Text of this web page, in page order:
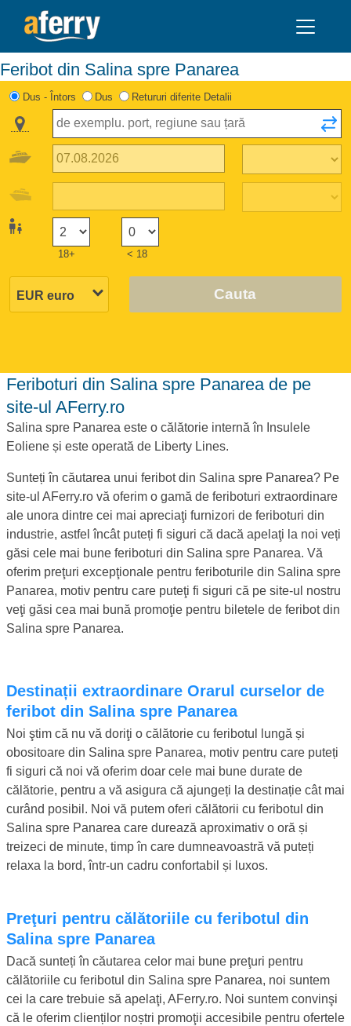
Feribot din Salina spre Panarea
Dus - Întors Dus Retururi diferite Detalii
18+ < 18
Cauta
Feriboturi din Salina spre Panarea de pe
site-ul AFerry.ro
Salina spre Panarea este o călătorie internă în Insulele
Eoliene și este operată de Liberty Lines.
Sunteți în căutarea unui feribot din Salina spre Panarea? Pe
site-ul AFerry.ro vă oferim o gamă de feriboturi extraordinare
ale unora dintre cei mai apreciaţi furnizori de feriboturi din
industrie, astfel încât puteți fi siguri că dacă apelaţi la noi veți
găsi cele mai bune feriboturi din Salina spre Panarea. Vă
oferim preţuri excepţionale pentru feriboturile din Salina spre
Panarea, motiv pentru care puteţi fi siguri că pe site-ul nostru
veţi găsi cea mai bună promoţie pentru biletele de feribot din
Salina spre Panarea.
Destinații extraordinare Orarul curselor de
feribot din Salina spre Panarea
Noi ştim că nu vă doriţi o călătorie cu feribotul lungă și
obositoare din Salina spre Panarea, motiv pentru care puteți
fi siguri că noi vă oferim doar cele mai bune durate de
călătorie, pentru a vă asigura că ajungeți la destinație cât mai
curând posibil. Noi vă putem oferi călătorii cu feribotul din
Salina spre Panarea care durează aproximativ o oră și
treizeci de minute, timp în care dumneavoastră vă puteți
relaxa la bord, într-un cadru confortabil și luxos.
Preţuri pentru călătoriile cu feribotul din
Salina spre Panarea
Dacă sunteți în căutarea celor mai bune preţuri pentru
călătoriile cu feribotul din Salina spre Panarea, noi suntem
cei la care trebuie să apelaţi, AFerry.ro. Noi suntem convinşi
că le oferim clienților noștri promoţii accesibile pentru ofertele